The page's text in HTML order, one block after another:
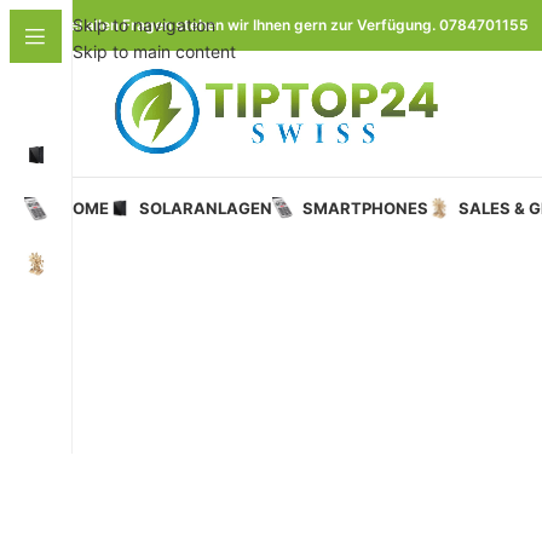
Skip to navigation
Skip to main content
Bei allen Fragen stehen wir Ihnen gern zur Verfügung. 0784701155
HOME SOLARANLAGEN SMARTPHONES SALES &